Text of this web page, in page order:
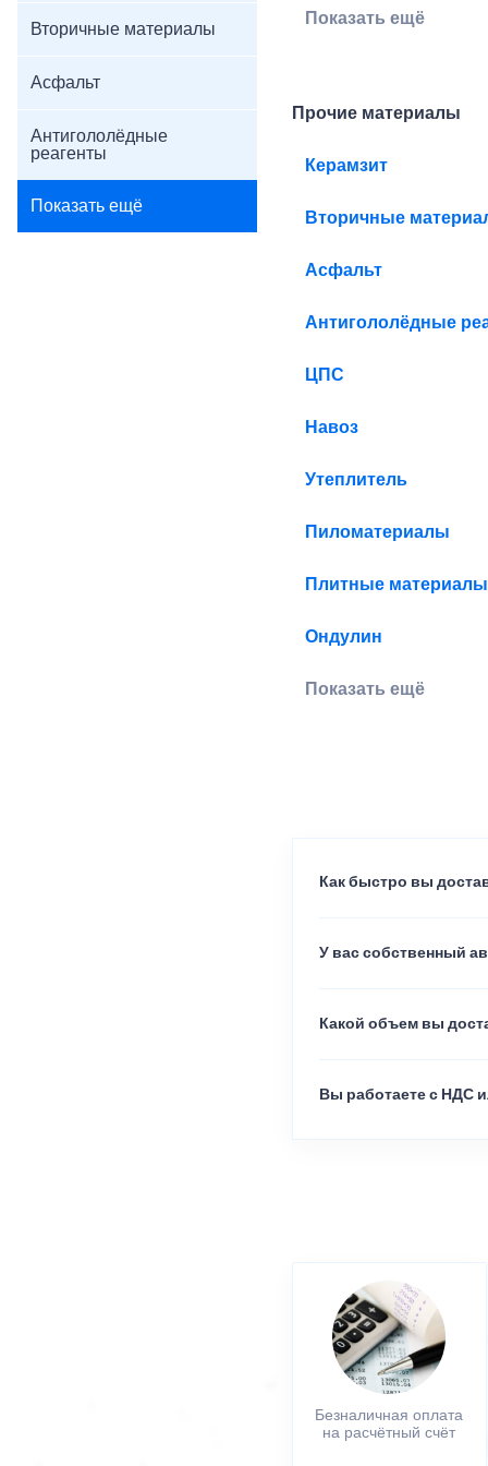
Вторичные материалы
Асфальт
Антигололёдные
реагенты
Показать ещё
Показать ещё
Прочие материалы
Керамзит
Вторичные
Асфальт
Антигололёдные
ЦПС
Навоз
Утеплитель
Пиломатериалы
Плитные материалы
Ондулин
Показать ещё
Как быстро вы
У вас собственный
Какой объем вы
Вы работаете с НДС
Безналичная оплата
на расчётный счёт